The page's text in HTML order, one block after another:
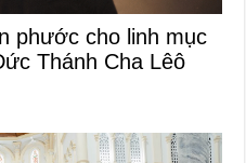
phước cho linh mục
Thánh Cha Lêô